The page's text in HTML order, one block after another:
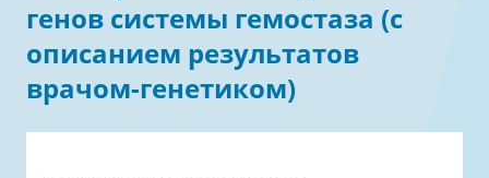
генов системы гемостаза (с
описанием результатов
врачом-генетиком)